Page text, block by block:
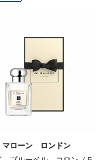
ローン ロンドン